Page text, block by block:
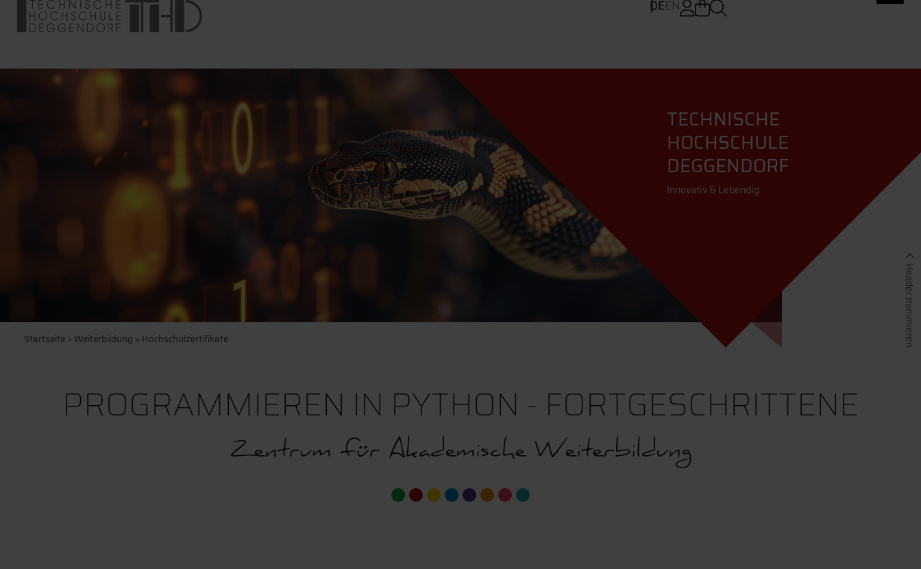
DEEN
Startseite> Weiterbildung > Hochschulzertifikate
TECHNISCHE
HOCHSCHULE
DEGGENDORF
Innovativ & Lebendig
Header minimieren
PROGRAMMIEREN IN PYTHON - FORTGESCHRITTENE
Zentrum für Akademische Weiterbildung